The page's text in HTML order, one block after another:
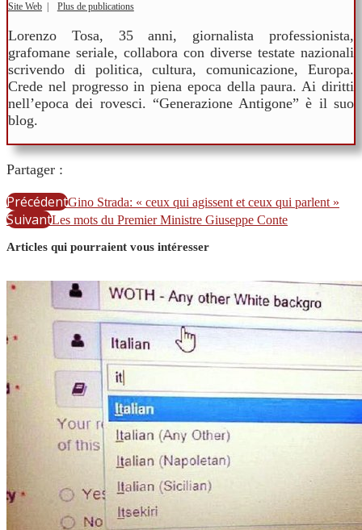
Site Web Plus de publications
Lorenzo Tosa, 35 anni, giornalista professionista,
grafomane seriale, collabora con diverse testate nazionali
scrivendo di politica, cultura, comunicazione, Europa.
Crede nel progresso in piena epoca della paura. Ai diritti
nell’epoca dei rovesci. “Generazione Antigone” è il suo
blog.
Partager :
PrécédentGino Strada: « ceux qui agissent et ceux qui parlent »
SuivantLes mots du Premier Ministre Giuseppe Conte
Articles qui pourraient vous intéresser